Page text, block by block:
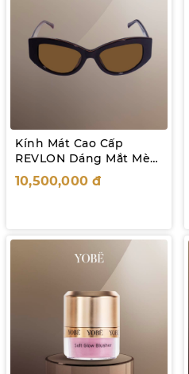
Kính Mát Cao Cấp
REVLON Dáng Mắt Mèo
RV8255
10,500,000đ